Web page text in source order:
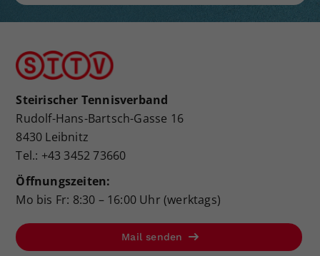
Steirischer Tennisverband
Rudolf-Hans-Bartsch-Gasse 16
8430 Leibnitz
Tel.: +43 3452 73660
Öffnungszeiten:
Mo bis Fr: 8:30 – 16:00 Uhr (werktags)
Mail senden